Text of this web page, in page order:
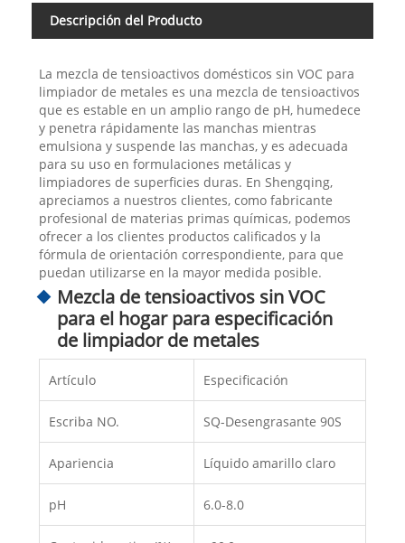
Descripción del Producto
La mezcla de tensioactivos domésticos sin VOC para
limpiador de metales es una mezcla de tensioactivos
que es estable en un amplio rango de pH, humedece
y penetra rápidamente las manchas mientras
emulsiona y suspende las manchas, y es adecuada
para su uso en formulaciones metálicas y
limpiadores de superficies duras. En Shengqing,
apreciamos a nuestros clientes, como fabricante
profesional de materias primas químicas, podemos
ofrecer a los clientes productos calificados y la
fórmula de orientación correspondiente, para que
puedan utilizarse en la mayor medida posible.
Mezcla de tensioactivos sin VOC
para el hogar para especificación
de limpiador de metales
Artículo Especificación
Escriba NO. SQ-Desengrasante 90S
Apariencia Líquido amarillo claro
pH 6.0-8.0